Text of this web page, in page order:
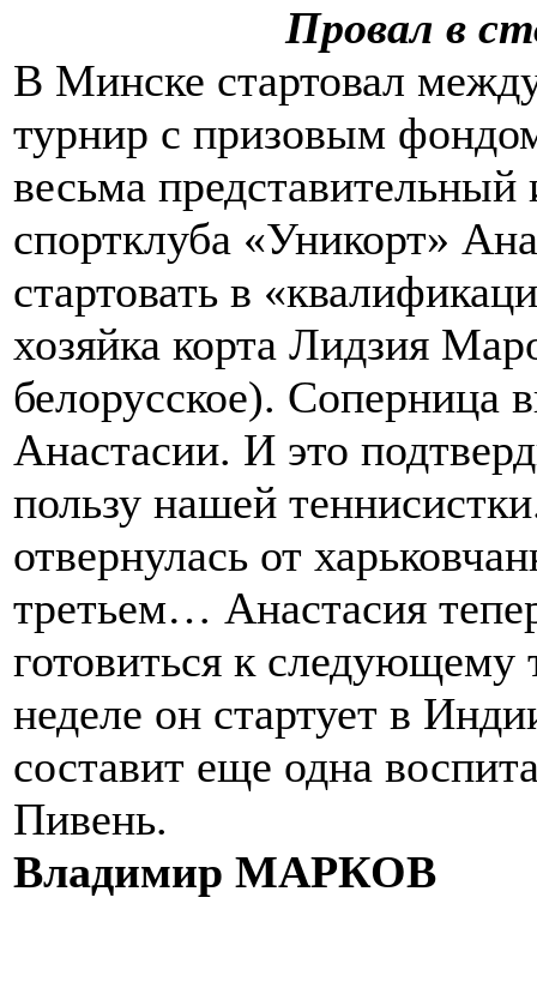
Провал в
В Минске стартовал
турнир с призовым
весьма представительный
спортклуба «Уникорт»
стартовать в
хозяйка корта Лидзия
белорусское). Соперница
Анастасии. И это
пользу нашей
отвернулась от
третьем… Анастасия
готовиться к
неделе он стартует в
составит еще одна
Пивень.
Владимир МАРКОВ